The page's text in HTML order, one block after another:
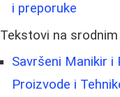
i preporuke
Tekstovi na
Savršeni Manikir i
Proizvode i